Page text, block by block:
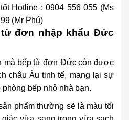
Hotline : 0904 556 055 (Ms
(Mr Phú)
đơn nhập khẩu Đức
mà bếp từ đơn Đức còn được
châu Âu tinh tế, mang lại sự
bếp nhỏ nhà bạn.
phẩm thường sẽ là màu tối